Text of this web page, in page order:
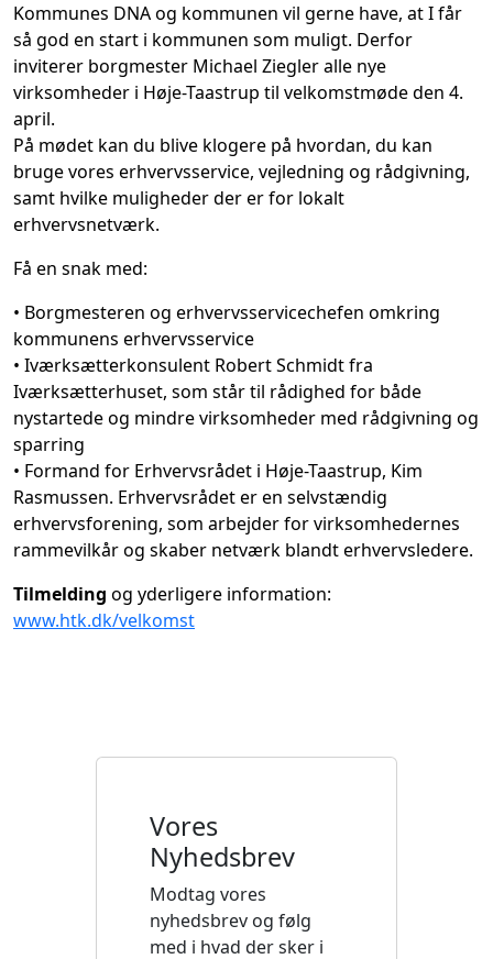
Kommunes DNA og kommunen vil gerne have, at I får
så god en start i kommunen som muligt. Derfor
inviterer borgmester Michael Ziegler alle nye
virksomheder i Høje-Taastrup til velkomstmøde den 4.
april.
På mødet kan du blive klogere på hvordan, du kan
bruge vores erhvervsservice, vejledning og rådgivning,
samt hvilke muligheder der er for lokalt
erhvervsnetværk.
Få en snak med:
• Borgmesteren og erhvervsservicechefen omkring
kommunens erhvervsservice
• Iværksætterkonsulent Robert Schmidt fra
Iværksætterhuset, som står til rådighed for både
nystartede og mindre virksomheder med rådgivning og
sparring
• Formand for Erhvervsrådet i Høje-Taastrup, Kim
Rasmussen. Erhvervsrådet er en selvstændig
erhvervsforening, som arbejder for virksomhedernes
rammevilkår og skaber netværk blandt erhvervsledere.
Tilmelding og yderligere information:
www.htk.dk/velkomst
Vores
Nyhedsbrev
Modtag vores
nyhedsbrev og følg
med i hvad der sker i